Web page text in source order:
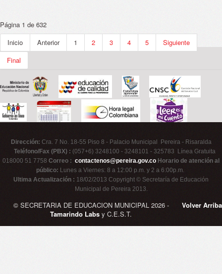
Página 1 de 632
Inicio
Anterior 1 2 3 4 5
Siguiente
Final
Dirección: Cra. 7 No. 18-55 Piso 8 - Palacio Municipal Pereira - Risaralda
Teléfono/Fax (PBX) : (057+6) 3248100 - 3248101 - 325783 Línea Gratuita
018000 51 7758 Correo : contactenos@pereira.gov.co Horario de atención al
público: Lunes a Viernes: 8 a 12:00 p.m. y 2 a 6:00p.m.
Ultima Actualización : 18/02/2013 Copyright © Secretaría de Educación
Municipal de Pereira 2013.
Volver Arriba
© SECRETARIA DE EDUCACION MUNICIPAL 2026 -
Tamarindo Labs y C.E.S.T.